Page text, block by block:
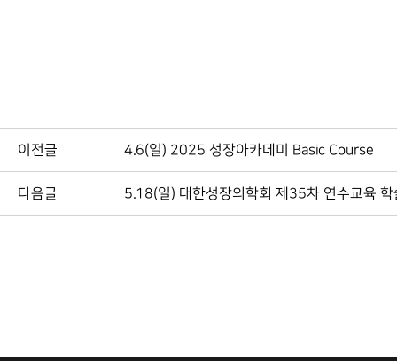
이전글 4.6(일) 2025 성장아카데미 Basic Course
다음글 5.18(일) 대한성장의학회 제35차 연수교육 학